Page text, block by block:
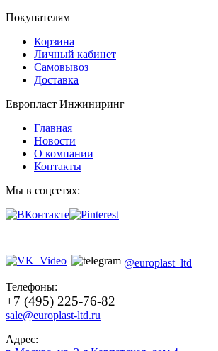
Покупателям
Корзина
Личный кабинет
Самовывоз
Доставка
Европласт Инжиниринг
Главная
Новости
О компании
Контакты
Мы в соцсетях:
@europlast_ltd
Телефоны:
+7 (495) 225-76-82
sale@europlast-ltd.ru
Адрес: